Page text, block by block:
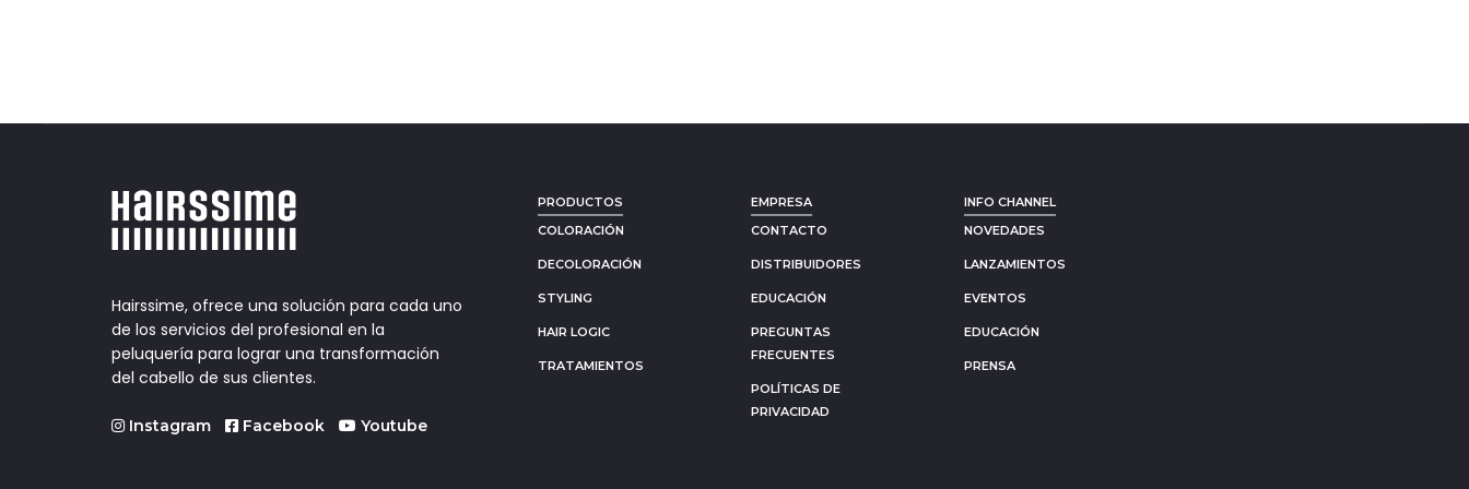
Hairssime, ofrece una solución para cada uno
de los servicios del profesional en la
peluquería para lograr una transformación
del cabello de sus clientes.
Instagram Facebook Youtube
PRODUCTOS
COLORACIÓN
DECOLORACIÓN
STYLING
HAIR LOGIC
TRATAMIENTOS
EMPRESA
CONTACTO
DISTRIBUIDORES
EDUCACIÓN
PREGUNTAS
FRECUENTES
POLÍTICAS DE
PRIVACIDAD
INFO CHANNEL
NOVEDADES
LANZAMIENTOS
EVENTOS
EDUCACIÓN
PRENSA